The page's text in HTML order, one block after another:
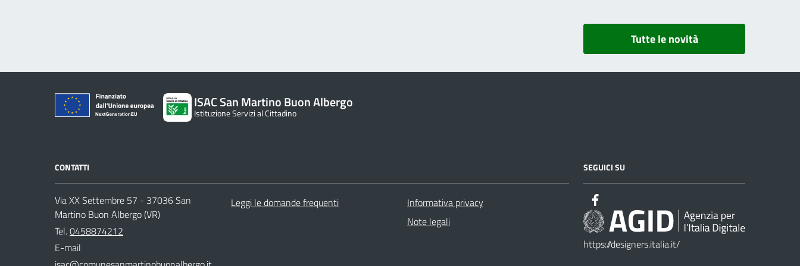
Tutte le novità
ISAC San Martino Buon Albergo
Istituzione Servizi al Cittadino
CONTATTI
Via XX Settembre 57 - 37036 San
Martino Buon Albergo (VR)
Tel.0458874212
E-mail
Leggi le domande frequenti
Informativa privacy
Note legali
SEGUICI SU
https://designers.italia.it/